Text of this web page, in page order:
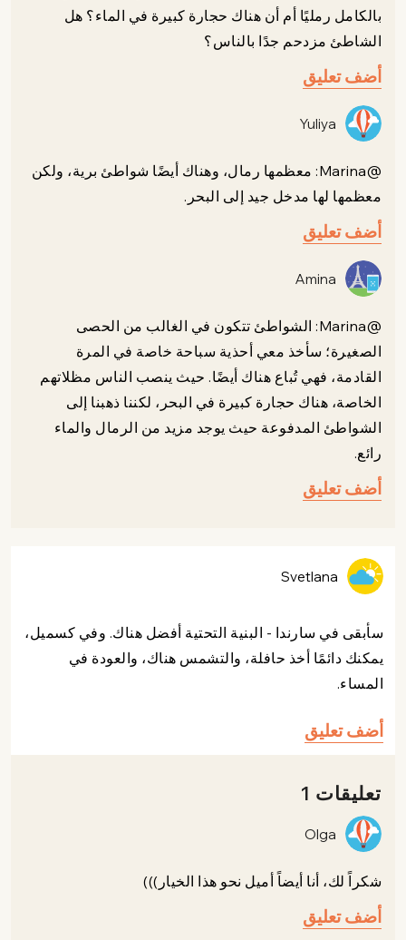
بالكامل رمليًا أم أن هناك حجارة كبيرة في الماء؟ هل
الشاطئ مزدحم جدًا بالناس؟
أضف تعليق
Yuliya
@Marina: معظمها رمال، وهناك أيضًا شواطئ برية، ولكن
معظمها لها مدخل جيد إلى البحر.
أضف تعليق
Amina
@Marina: الشواطئ تتكون في الغالب من الحصى
الصغيرة؛ سأخذ معي أحذية سباحة خاصة في المرة
القادمة، فهي تُباع هناك أيضًا. حيث ينصب الناس مظلاتهم
الخاصة، هناك حجارة كبيرة في البحر، لكننا ذهبنا إلى
الشواطئ المدفوعة حيث يوجد مزيد من الرمال والماء
رائع.
أضف تعليق
Svetlana
سأبقى في سارندا - البنية التحتية أفضل هناك. وفي كسميل،
يمكنك دائمًا أخذ حافلة، والتشمس هناك، والعودة في
المساء.
أضف تعليق
تعليقات 1
Olga
شكراً لك، أنا أيضاً أميل نحو هذا الخيار)))
أضف تعليق